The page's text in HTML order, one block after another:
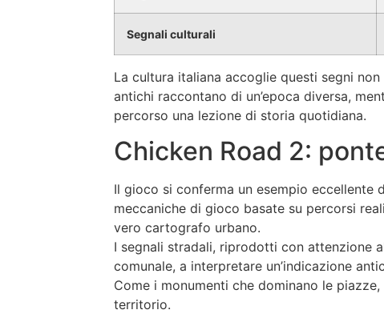
Segnali culturali
La cultura italiana accoglie questi segni
antichi raccontano di un’epoca diversa,
percorso una lezione di storia quotidiana.
Chicken Road 2:
Il gioco si conferma un esempio
meccaniche di gioco basate su percorsi
vero cartografo urbano.
I segnali stradali, riprodotti con attenzione
comunale, a interpretare un’indicazione
Come i monumenti che dominano le
territorio.